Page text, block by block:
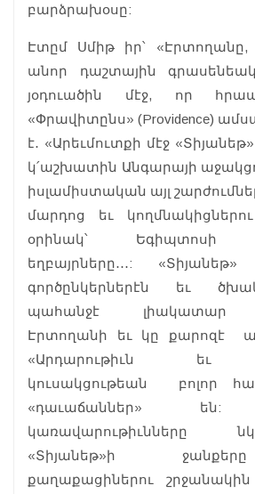
բարձրախօսը:
Էտըմ Սմիթ իր՝ «Էրտողանը,
անոր դաշտային
յօդուածին մէջ, որ
«Փրավիտընս» (Providence)
է․ «Արեւմուտքի մէջ
կ՛աշխատին Անգարայի
իսլամիստական այլ
մարդոց եւ
օրինակ՝ Եգիպտոսի
եղբայրները․․․:
գործընկերներէն եւ
պահանջէ լիակատար
Էրտողանի եւ կը քարոզէ
«Արդարութիւն եւ
կուսակցութեան բոլոր
«դաւաճաններ» են:
«Տիյանեթ»ի ջանքերը
քաղաքացիներու շրջանակին